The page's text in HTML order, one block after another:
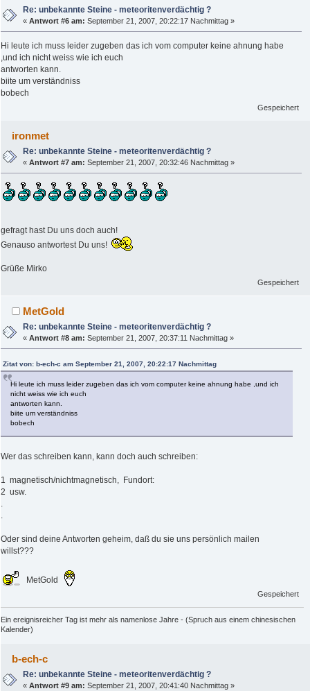
Re: unbekannte Steine - meteoritenverdächtig ?
«Antwort #6 am: September 21, 2007, 20:22:17 Nachmittag »
Hi leute ich muss leider zugeben das ich vom computer keine ahnung habe
,und ich nicht weiss wie ich euch
antworten kann.
biite um verständniss
bobech
Gespeichert
ironmet
Re: unbekannte Steine - meteoritenverdächtig ?
«Antwort #7 am: September 21, 2007, 20:32:46 Nachmittag »
gefragt hast Du uns doch auch!
Genauso antwortest Du uns!
Grüße Mirko
Gespeichert
MetGold
Re: unbekannte Steine - meteoritenverdächtig ?
«Antwort #8 am: September 21, 2007, 20:37:11 Nachmittag »
Zitat von: b-ech-c am September 21, 2007, 20:22:17 Nachmittag
Hi leute ich muss leider zugeben das ich vom computer keine ahnung habe ,und ich
nicht weiss wie ich euch
antworten kann.
biite um verständniss
bobech
Wer das schreiben kann, kann doch auch schreiben:
1 magnetisch/nichtmagnetisch, Fundort:
2 usw.
Oder sind deine Antworten geheim, daß du sie uns persönlich mailen
willst???
MetGold
Gespeichert
Ein ereignisreicher Tag ist mehr als namenlose Jahre - (Spruch aus einem chinesischen
Kalender)
b-ech-c
Re: unbekannte Steine - meteoritenverdächtig ?
«Antwort #9 am: September 21, 2007, 20:41:40 Nachmittag »